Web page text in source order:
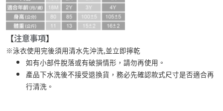
【注意事項】
※泳衣使用完後須用清水先沖洗,並立即擰乾
如有小部件脫落或有破損情形，請勿再使用。
產品下水洗後不接受退換貨，務必先確認款式尺寸是否適合再
行清洗。